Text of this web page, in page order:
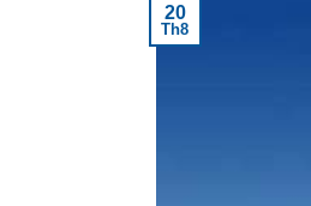
20
Th8